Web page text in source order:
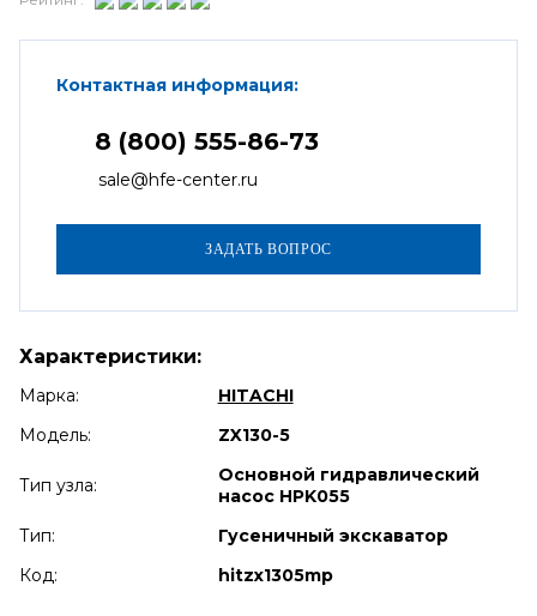
Контактная информация:
8 (800) 555-86-73
sale@hfe-center.ru
Характеристики:
Марка:
HITACHI
Модель:
ZX130-5
Тип узла:
Основной гидравлический
насос HPK055
Тип:
Гусеничный экскаватор
Код:
hitzx1305mp